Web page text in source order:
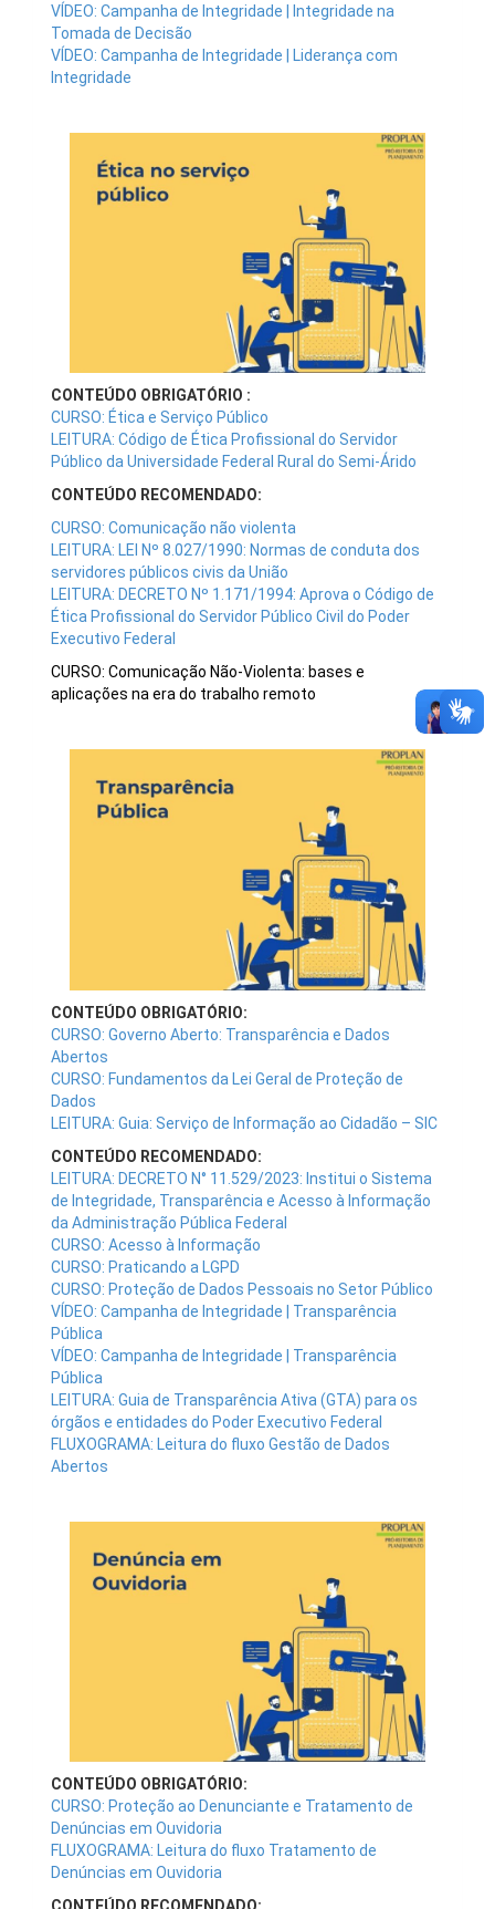
VÍDEO: Campanha de Integridade | Integridade na
Tomada de Decisão
VÍDEO: Campanha de Integridade | Liderança com
Integridade
CONTEÚDO OBRIGATÓRIO :
CURSO: Ética e Serviço Público
LEITURA: Código de Ética Profissional do Servidor
Público da Universidade Federal Rural do Semi-Árido
CONTEÚDO RECOMENDADO:
CURSO: Comunicação não violenta
LEITURA: LEI Nº 8.027/1990: Normas de conduta dos
servidores públicos civis da União
LEITURA: DECRETO Nº 1.171/1994: Aprova o Código de
Ética Profissional do Servidor Público Civil do Poder
Executivo Federal
CURSO: Comunicação Não-Violenta: bases e
aplicações na era do trabalho remoto
CONTEÚDO OBRIGATÓRIO:
CURSO: Governo Aberto: Transparência e Dados
Abertos
CURSO: Fundamentos da Lei Geral de Proteção de
Dados
LEITURA: Guia: Serviço de Informação ao Cidadão – SIC
CONTEÚDO RECOMENDADO:
LEITURA: DECRETO N° 11.529/2023: Institui o Sistema
de Integridade, Transparência e Acesso à Informação
da Administração Pública Federal
CURSO: Acesso à Informação
CURSO: Praticando a LGPD
CURSO: Proteção de Dados Pessoais no Setor Público
VÍDEO: Campanha de Integridade | Transparência
Pública
VÍDEO: Campanha de Integridade | Transparência
Pública
LEITURA: Guia de Transparência Ativa (GTA) para os
órgãos e entidades do Poder Executivo Federal
FLUXOGRAMA: Leitura do fluxo Gestão de Dados
Abertos
CONTEÚDO OBRIGATÓRIO:
CURSO: Proteção ao Denunciante e Tratamento de
Denúncias em Ouvidoria
FLUXOGRAMA: Leitura do fluxo Tratamento de
Denúncias em Ouvidoria
CONTEÚDO RECOMENDADO: